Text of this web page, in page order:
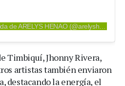
Una publicación compartida de ARELYS HENAO (@arelyshenao)
Timbiquí, Jhonny Rivera,
artistas también enviaron
destacando la energía, el